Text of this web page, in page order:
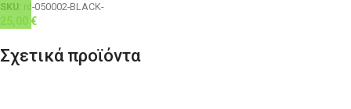
SKU: rd-050002-BLACK-
25,00 €
Σχετικά προϊόντα